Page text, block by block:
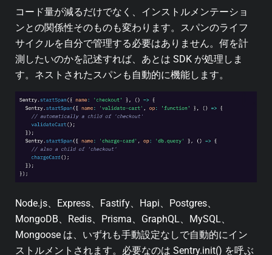
コード量が減るだけでなく、インストルメンテーショ
ンとの関係性そのものも変わります。スパンのライフ
サイクルを自分で管理する必要はありません。何を計
測したいのかを記述すれば、あとは SDK が処理しま
す。ネストされたスパンも自動的に機能します。
Node.js、Express、Fastify、Hapi、Postgres、
MongoDB、Redis、Prisma、GraphQL、MySQL、
Mongoose は、いずれも手動設定なしで自動的にイン
ストルメントされます。必要なのは Sentry.init() を呼ぶ